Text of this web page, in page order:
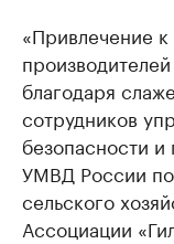
«Привлечение к
благодаря
сотрудников
безопасности
УМВД России
сельского
Ассоциации